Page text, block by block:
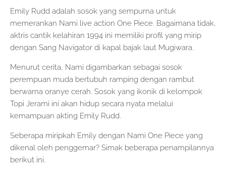
Emily Rudd adalah sosok yang sempurna untuk
memerankan Nami live action One Piece. Bagaimana tidak,
aktris cantik kelahiran 1994 ini memiliki profil yang mirip
dengan Sang Navigator di kapal bajak laut Mugiwara.
Menurut cerita, Nami digambarkan sebagai sosok
perempuan muda bertubuh ramping dengan rambut
berwarna oranye cerah. Sosok yang ikonik di kelompok
Topi Jerami ini akan hidup secara nyata melalui
kemampuan akting Emily Rudd.
Seberapa miripkah Emily dengan Nami One Piece yang
dikenal oleh penggemar? Simak beberapa penampilannya
berikut ini.